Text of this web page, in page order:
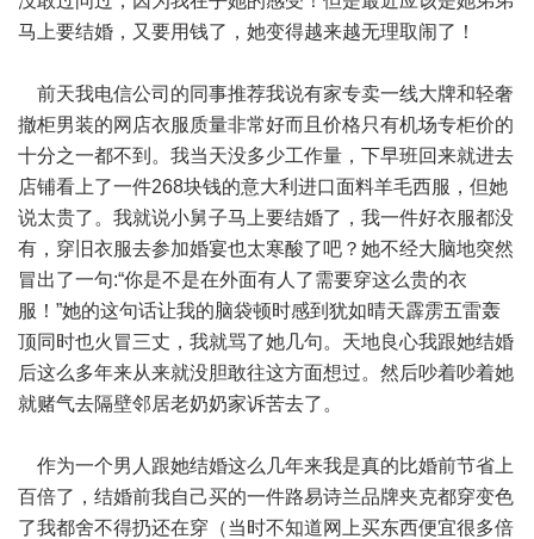
马上要结婚，又要用钱了，她变得越来越无理取闹了！
前天我电信公司的同事推荐我说有家专卖一线大牌和轻奢
撤柜男装的网店衣服质量非常好而且价格只有机场专柜价的
十分之一都不到。我当天没多少工作量，下早班回来就进去
店铺看上了一件268块钱的意大利进口面料羊毛西服，但她
说太贵了。我就说小舅子马上要结婚了，我一件好衣服都没
有，穿旧衣服去参加婚宴也太寒酸了吧？她不经大脑地突然
冒出了一句:“你是不是在外面有人了需要穿这么贵的衣
服！”她的这句话让我的脑袋顿时感到犹如晴天霹雳五雷轰
顶同时也火冒三丈，我就骂了她几句。天地良心我跟她结婚
后这么多年来从来就没胆敢往这方面想过。然后吵着吵着她
就赌气去隔壁邻居老奶奶家诉苦去了。
作为一个男人跟她结婚这么几年来我是真的比婚前节省上
百倍了，结婚前我自己买的一件路易诗兰品牌夹克都穿变色
了我都舍不得扔还在穿（当时不知道网上买东西便宜很多倍